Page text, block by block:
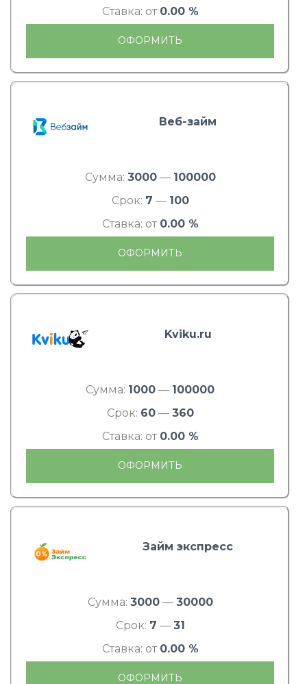
Ставка: от 0.00 %
ОФОРМИТЬ
Веб-займ
Сумма: 3000— 100000
Срок: 7 — 100
Ставка: от 0.00 %
ОФОРМИТЬ
Kviku.ru
Сумма: 1000 — 100000
Срок: 60— 360
Ставка: от 0.00 %
ОФОРМИТЬ
Займ экспресс
Сумма: 3000— 30000
Срок: 7 — 31
Ставка: от 0.00 %
ОФОРМИТЬ